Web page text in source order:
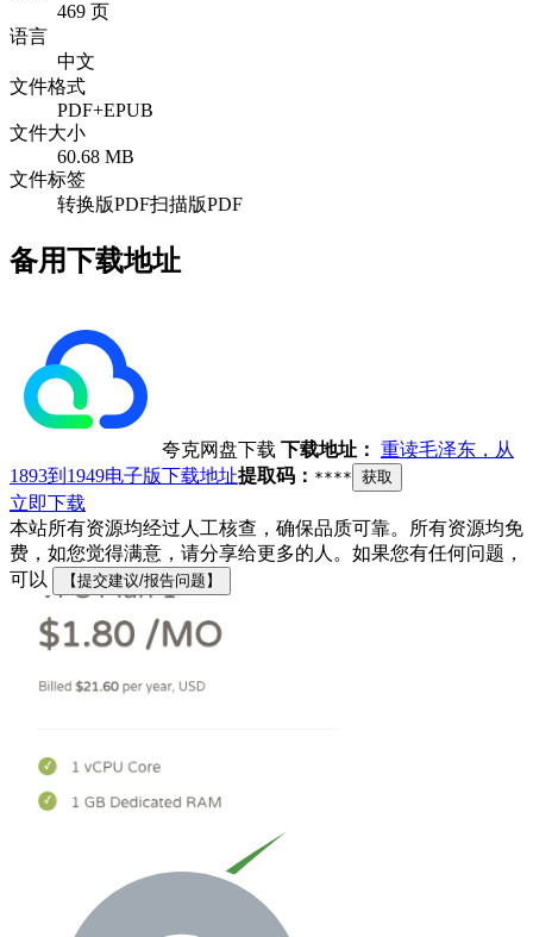
469 页
语言
中文
文件格式
PDF+EPUB
文件大小
60.68 MB
文件标签
转换版PDF扫描版PDF
备用下载地址
夸克网盘下载 下载地址： 重读毛泽东，从
1893到1949电子版下载地址提取码： **** 获取
立即下载
本站所有资源均经过人工核查，确保品质可靠。所有资源均免
费，如您觉得满意，请分享给更多的人。如果您有任何问题，
可以
【提交建议/报告问题】